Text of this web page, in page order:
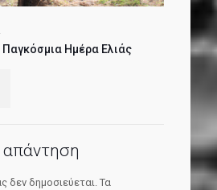
Παγκόσμια Ημέρα Ελιάς
δεν δημοσιεύεται. Τα